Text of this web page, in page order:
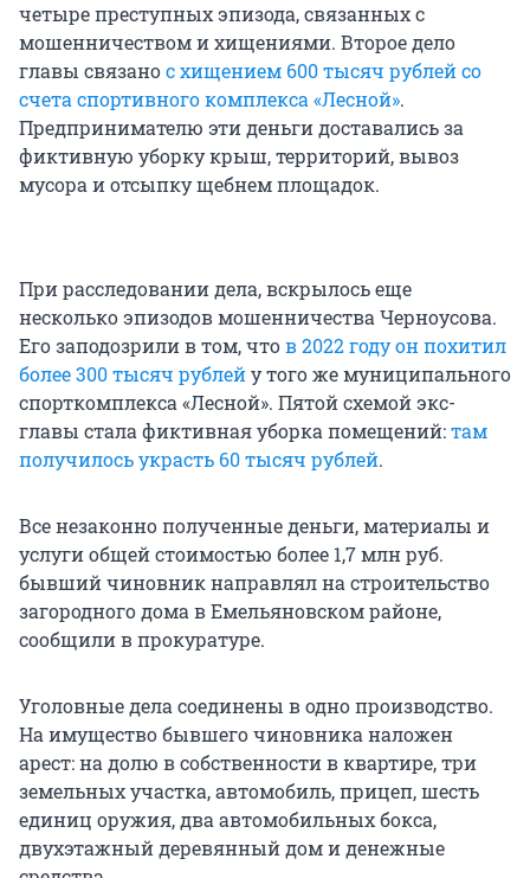
четыре преступных эпизода, связанных с
мошенничеством и хищениями. Второе дело
главы связанос хищением 600 тысяч рублей со
счета спортивного комплекса «Лесной».
Предпринимателю эти деньги доставались за
фиктивную уборку крыш, территорий, вывоз
мусора и отсыпку щебнем площадок.
При расследовании дела, вскрылось еще
несколько эпизодов мошенничества Черноусова.
Его заподозрили в том, чтов 2022 году он похитил
более 300 тысяч рублейу того же муниципального
спорткомплекса «Лесной». Пятой схемой экс-
главы стала фиктивная уборка помещений:там
получилось украсть 60 тысяч рублей.
Все незаконно полученные деньги, материалы и
услуги общей стоимостью более 1,7 млн руб.
бывший чиновник направлял на строительство
загородного дома в Емельяновском районе,
сообщили в прокуратуре.
Уголовные дела соединены в одно производство.
На имущество бывшего чиновника наложен
арест: на долю в собственности в квартире, три
земельных участка, автомобиль, прицеп, шесть
единиц оружия, два автомобильных бокса,
двухэтажный деревянный дом и денежные